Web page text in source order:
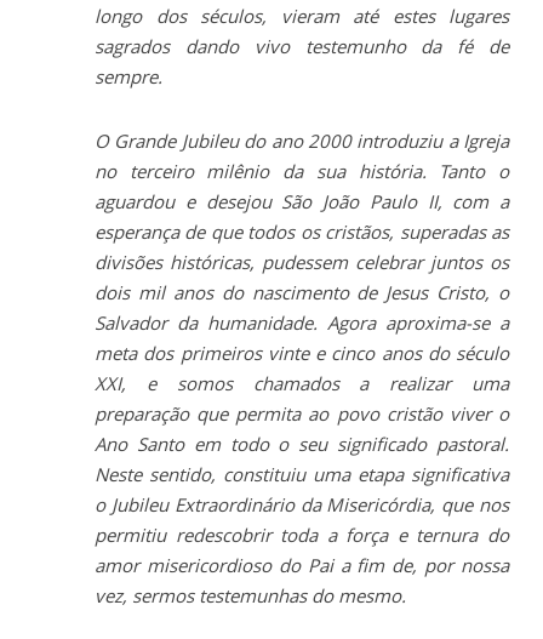
longo dos séculos, vieram até estes lugares
sagrados dando vivo testemunho da fé de
sempre.
O Grande Jubileu do ano 2000 introduziu a Igreja
no terceiro milênio da sua história. Tanto o
aguardou e desejou São João Paulo II, com a
esperança de que todos os cristãos, superadas as
divisões históricas, pudessem celebrar juntos os
dois mil anos do nascimento de Jesus Cristo, o
Salvador da humanidade. Agora aproxima-se a
meta dos primeiros vinte e cinco anos do século
XXI, e somos chamados a realizar uma
preparação que permita ao povo cristão viver o
Ano Santo em todo o seu significado pastoral.
Neste sentido, constituiu uma etapa significativa
o Jubileu Extraordinário da Misericórdia, que nos
permitiu redescobrir toda a força e ternura do
amor misericordioso do Pai a fim de, por nossa
vez, sermos testemunhas do mesmo.